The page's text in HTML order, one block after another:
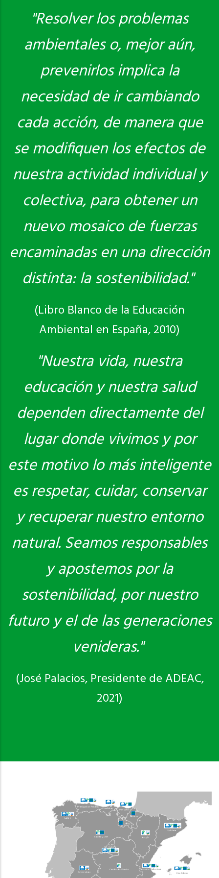
Saber más
"Resolver los problemas
ambientales o, mejor aún,
prevenirlos implica la
necesidad de ir cambiando
cada acción, de manera que
se modifiquen los efectos de
nuestra actividad individual y
colectiva, para obtener un
nuevo mosaico de fuerzas
encaminadas en una dirección
distinta: la sostenibilidad."
(Libro Blanco de la Educación
Ambiental en España, 2010)
"Nuestra vida, nuestra
educación y nuestra salud
dependen directamente del
lugar donde vivimos y por
este motivo lo más inteligente
es respetar, cuidar, conservar
y recuperar nuestro entorno
natural. Seamos responsables
y apostemos por la
sostenibilidad, por nuestro
futuro y el de las generaciones
venideras."
(José Palacios, Presidente de ADEAC,
2021)